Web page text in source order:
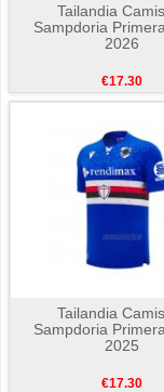
Tailandia
Sampdoria
2026
€17.30
Tailandia
Sampdoria
2025
€17.30